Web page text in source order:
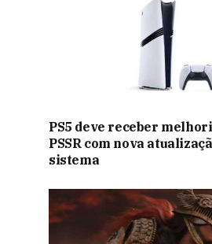
PS5 deve receber
PSSR com nova
sistema